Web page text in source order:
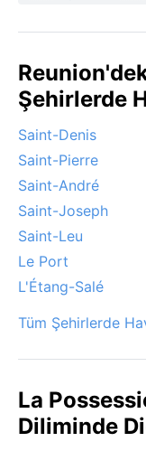
özellikle Ocak-
fırtınası gibi
bölgelere çıkarken
dikkat etmek gerekir.
Şehirlerde
Saint-Denis
Saint-Pierre
Saint-André
Saint-Joseph
Saint-Leu
Le Port
L'Étang-Salé
Tüm Şehirlerde
La
Diliminde